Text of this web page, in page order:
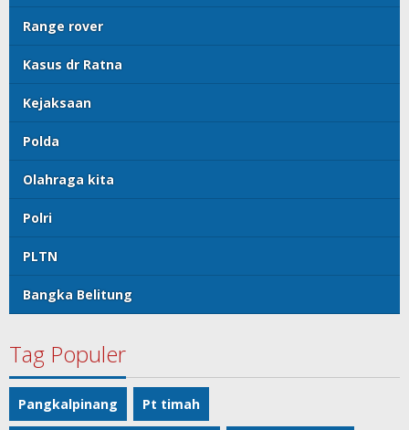
Range rover
Kasus dr Ratna
Kejaksaan
Polda
Olahraga kita
Polri
PLTN
Bangka Belitung
Tag Populer
Pangkalpinang Pt timah